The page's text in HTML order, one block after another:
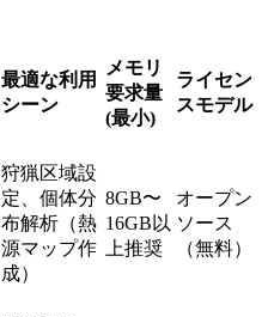
最適な利用
シーン
メモリ
要求量
(最小)
ライセン
スモデル
狩猟区域設
定、個体分
布解析（熱
源マップ作
成）
8GB〜
16GB以
上推奨
オープン
ソース
（無料）